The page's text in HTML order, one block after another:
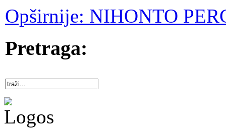
Opširnije: NIHONTO
Pretraga: